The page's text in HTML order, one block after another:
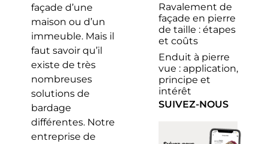
façade d’une
maison ou d’un
immeuble. Mais il
faut savoir qu’il
existe de très
nombreuses
solutions de
bardage
différentes. Notre
entreprise de
Ravalement de
façade en pierre
de taille : étapes
et coûts
Enduit à pierre
vue : application,
principe et
intérêt
SUIVEZ-NOUS